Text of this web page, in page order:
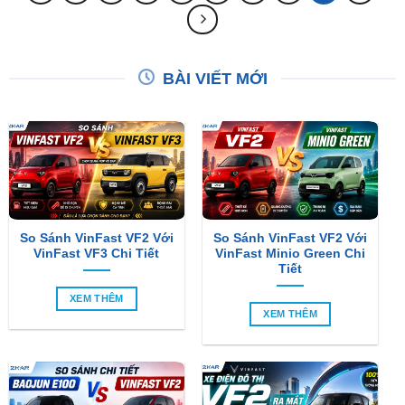
BÀI VIẾT MỚI
So Sánh VinFast VF2 Với
VinFast VF3 Chi Tiết
XEM THÊM
So Sánh VinFast VF2 Với
VinFast Minio Green Chi
Tiết
XEM THÊM